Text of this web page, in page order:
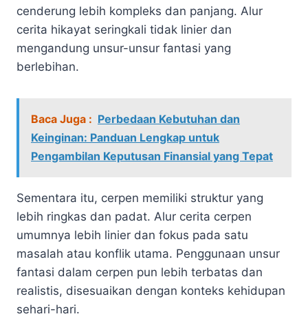
cenderung lebih kompleks dan panjang. Alur
cerita hikayat seringkali tidak linier dan
mengandung unsur-unsur fantasi yang
berlebihan.
Baca Juga : Perbedaan Kebutuhan dan
Keinginan: Panduan Lengkap untuk
Pengambilan Keputusan Finansial yang Tepat
Sementara itu, cerpen memiliki struktur yang
lebih ringkas dan padat. Alur cerita cerpen
umumnya lebih linier dan fokus pada satu
masalah atau konflik utama. Penggunaan unsur
fantasi dalam cerpen pun lebih terbatas dan
realistis, disesuaikan dengan konteks kehidupan
sehari-hari.